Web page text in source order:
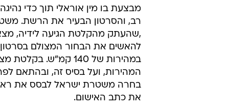
מופרזת?
עו"ד אלעד שור, מאמר אורח
23.2.2013 / 6:00
נהיגה במהירות מופרזת לאחר